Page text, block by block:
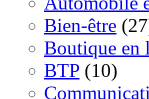
Bien-être
Boutique en
BTP (10)